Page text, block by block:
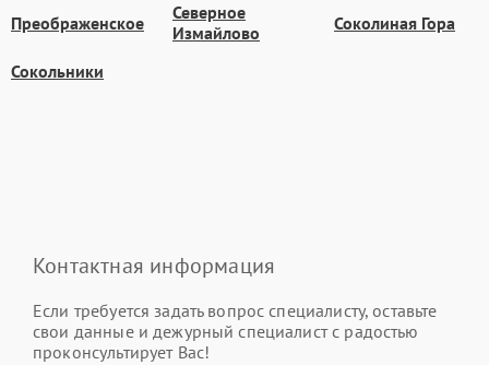
Преображенское
Северное
Измайлово
Соколиная Гора
Сокольники
Контактная информация
Если требуется задать вопрос специалисту, оставьте
свои данные и дежурный специалист с радостью
проконсультирует Вас!